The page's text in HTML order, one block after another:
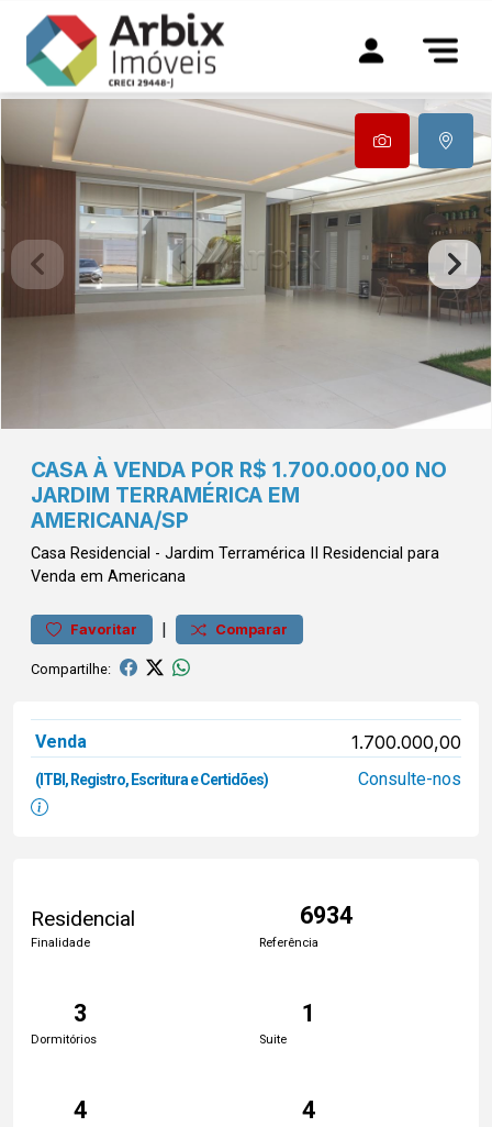
CASA À VENDA POR R$ 1.700.000,00 NO
JARDIM TERRAMÉRICA EM
AMERICANA/SP
Casa Residencial - Jardim Terramérica II
Residencial para
Venda em Americana
Favoritar | Comparar
Compartilhe:
Venda 1.700.000,00
(ITBI, Registro, Escritura e Certidões) Consulte-nos
Residencial
Finalidade
6934
Referência
3
Dormitórios
1
Suite
4 4